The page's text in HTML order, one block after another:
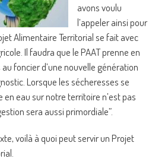
avons voulu
l’appeler ainsi pour
Alimentaire Territorial se fait avec
Il faudra que le PAAT prenne en
foncier d’une nouvelle génération
Lorsque les sécheresses se
eau sur notre territoire n’est pas
sera aussi primordiale”.
voilà à quoi peut servir un Projet